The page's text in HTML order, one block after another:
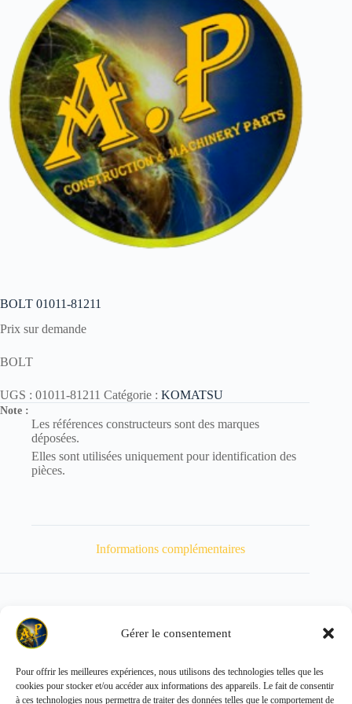
Gérer le consentement
Pour offrir les meilleures expériences, nous utilisons des technologies telles que les
cookies pour stocker et/ou accéder aux informations des appareils. Le fait de consentir
à ces technologies nous permettra de traiter des données telles que le comportement de
BOLT 01011-81211
Prix sur demande
BOLT
UGS : 01011-81211 Catégorie : KOMATSU
Note :
Les références constructeurs sont des marques
déposées.
Elles sont utilisées uniquement pour identification des
pièces.
Informations complémentaires
Poids 110 kg
Copyright © 2026 - ALL PARTS FRANCE SAS